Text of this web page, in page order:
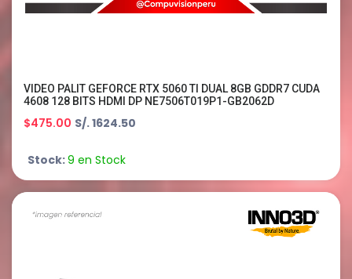
VIDEO PALIT GEFORCE RTX 5060 TI DUAL 8GB GDDR7 CUDA
4608 128 BITS HDMI DP NE7506T019P1-GB2062D
$475.00 S/. 1624.50
Stock:9 en Stock